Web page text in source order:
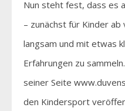
Nun steht fest, dass es
– zunächst für Kinder
langsam und mit etwas
Erfahrungen zu
seiner Seite
den Kindersport